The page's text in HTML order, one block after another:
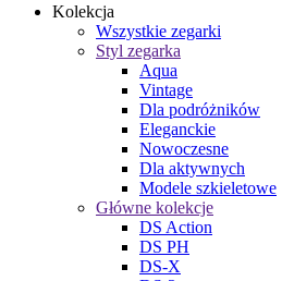
Kolekcja
Wszystkie zegarki
Styl zegarka
Aqua
Vintage
Dla podróżników
Eleganckie
Nowoczesne
Dla aktywnych
Modele szkieletowe
Główne kolekcje
DS Action
DS PH
DS-X